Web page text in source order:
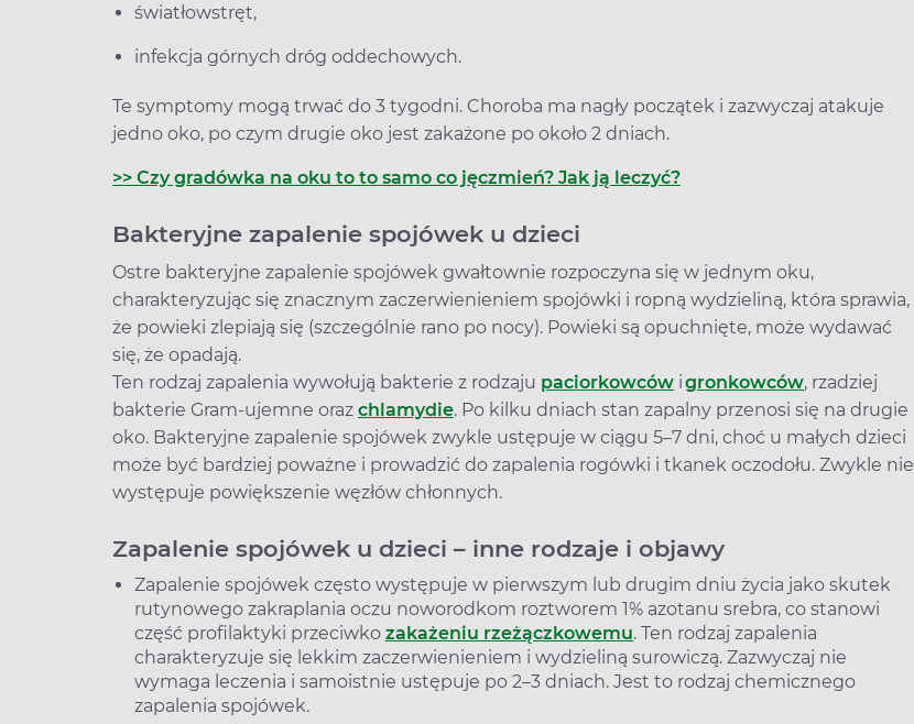
światłowstręt,
infekcja górnych dróg oddechowych.
Te symptomy mogą trwać do 3 tygodni. Choroba ma nagły początek i zazwyczaj atakuje
jedno oko, po czym drugie oko jest zakażone po około 2 dniach.
>> Czy gradówka na oku to to samo co jęczmień? Jak ją leczyć?
Bakteryjne zapalenie spojówek u dzieci
Ostre bakteryjne zapalenie spojówek gwałtownie rozpoczyna się w jednym oku,
charakteryzując się znacznym zaczerwienieniem spojówki i ropną wydzieliną, która sprawia,
że powieki zlepiają się (szczególnie rano po nocy). Powieki są opuchnięte, może wydawać
się, że opadają.
Ten rodzaj zapalenia wywołują bakterie z rodzaju paciorkowców igronkowców, rzadziej
bakterie Gram-ujemne oraz chlamydie. Po kilku dniach stan zapalny przenosi się na drugie
oko. Bakteryjne zapalenie spojówek zwykle ustępuje w ciągu 5–7 dni, choć u małych dzieci
może być bardziej poważne i prowadzić do zapalenia rogówki i tkanek oczodołu. Zwykle nie
występuje powiększenie węzłów chłonnych.
Zapalenie spojówek u dzieci – inne rodzaje i objawy
Zapalenie spojówek często występuje w pierwszym lub drugim dniu życia jako skutek
rutynowego zakraplania oczu noworodkom roztworem 1% azotanu srebra, co stanowi
część profilaktyki przeciwko zakażeniu rzeżączkowemu. Ten rodzaj zapalenia
charakteryzuje się lekkim zaczerwienieniem i wydzieliną surowiczą. Zazwyczaj nie
wymaga leczenia i samoistnie ustępuje po 2–3 dniach. Jest to rodzaj chemicznego
zapalenia spojówek.